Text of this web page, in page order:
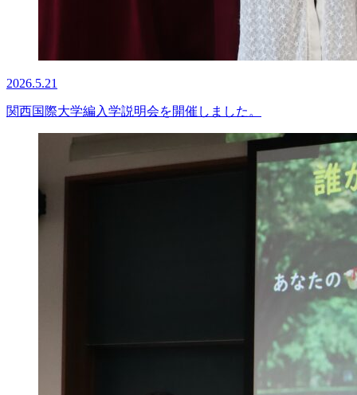
2026.5.21
関西国際大学編入学説明会を開催しました。